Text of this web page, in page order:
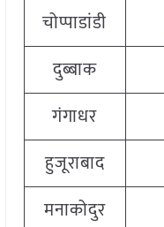
चोप्पाडांडी
दुब्बाक
गंगाधर
हुजूराबाद
मनाकोदुर